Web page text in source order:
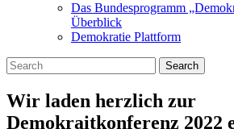
Das Bundesprogramm
Überblick
Demokratie Plattform
Search
Wir laden herzlich zur
Demokraitkonferenz 2022